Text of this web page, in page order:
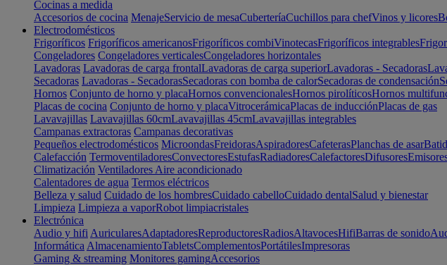
Cocinas a medida
Accesorios de cocina MenajeServicio de mesaCuberteríaCuchillos para chefVinos y licores
Electrodomésticos
Frigoríficos Frigoríficos americanosFrigoríficos combiVinotecasFrigoríficos integrables
Congeladores Congeladores verticalesCongeladores horizontales
Lavadoras Lavadoras de carga frontalLavadoras de carga superiorLavadoras - Secadoras
Secadoras Lavadoras - SecadorasSecadoras con bomba de calorSecadoras de condensación
Hornos Conjunto de horno y placaHornos convencionalesHornos pirolíticosHornos
Placas de cocina Conjunto de horno y placaVitrocerámicaPlacas de inducciónPlacas de gas
Lavavajillas Lavavajillas 60cmLavavajillas 45cmLavavajillas integrables
Campanas extractoras Campanas decorativas
Pequeños electrodomésticos MicroondasFreidorasAspiradoresCafeterasPlanchas de asar
Calefacción TermoventiladoresConvectoresEstufasRadiadoresCalefactoresDifusores
Climatización Ventiladores Aire acondicionado
Calentadores de agua Termos eléctricos
Belleza y salud Cuidado de los hombresCuidado cabelloCuidado dentalSalud y bienestar
Limpieza Limpieza a vaporRobot limpiacristales
Electrónica
Audio y hifi AuricularesAdaptadoresReproductoresRadiosAltavocesHifiBarras de sonido
Informática AlmacenamientoTabletsComplementosPortátilesImpresoras
Gaming & streaming Monitores gamingAccesorios